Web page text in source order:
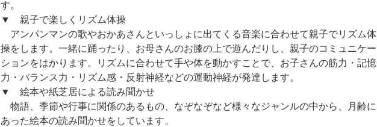
す。
▼ 親子で楽しくリズム体操
アンパンマンの歌やおかあさんといっしょに出てくる音楽に合わせて親子でリズム体
操をします。一緒に踊ったり、お母さんのお膝の上で遊んだりし、親子のコミュニケー
ションをはかります。リズムに合わせて手や体を動かすことで、お子さんの筋力・記憶
力・バランス力・リズム感・反射神経などの運動神経が発達します。
▼ 絵本や紙芝居による読み聞かせ
物語、季節や行事に関係のあるもの、なぞなぞなど様々なジャンルの中から、月齢に
あった絵本の読み聞かせをしています。